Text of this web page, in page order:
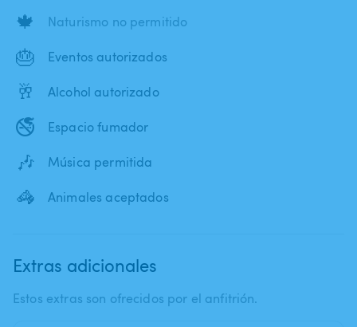
🍁 Naturismo no permitido
🎂 Eventos autorizados
🥂 Alcohol autorizado
🚭 Espacio fumador
🎶 Música permitida
🦓 Animales aceptados
Extras adicionales
Estos extras son ofrecidos por el anfitrión.